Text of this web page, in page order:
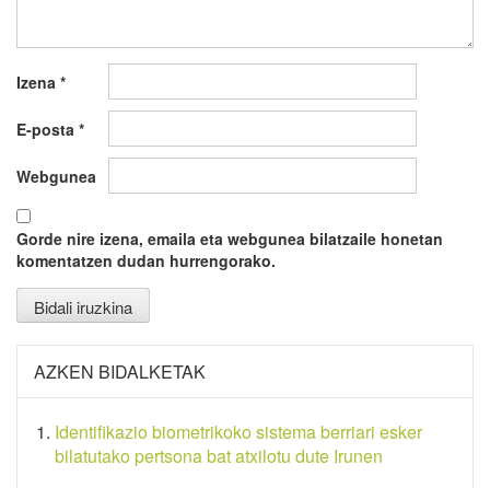
Izena *
E-posta *
Webgunea
Gorde nire izena, emaila eta webgunea bilatzaile honetan
komentatzen dudan hurrengorako.
AZKEN BIDALKETAK
Identifikazio biometrikoko sistema berriari esker
bilatutako pertsona bat atxilotu dute Irunen